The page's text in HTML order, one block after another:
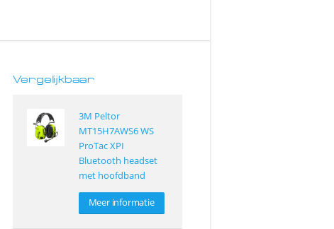
Vergelijkbaar
3M Peltor
MT15H7AWS6 WS
ProTac XPI
Bluetooth headset
met hoofdband
Meer informatie